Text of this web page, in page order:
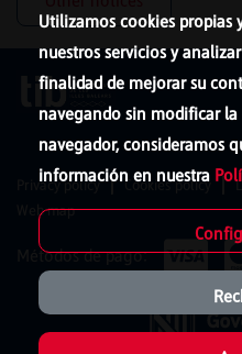
Utilizamos cookies propias
nuestros servicios y
finalidad de mejorar su
navegando sin modificar
navegador, consideramos
información en nuestra
Privacy policy Cookies policy
Web map
Métodos de pago: